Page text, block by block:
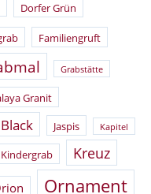
Dorfer Grün
Familiengruft
Grabstätte
Granit
Jaspis Kapitel
Kindergrab Kreuz
Ornament